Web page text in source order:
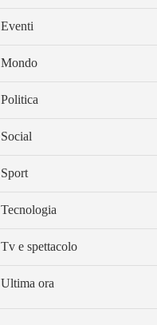
Eventi
Mondo
Politica
Social
Sport
Tecnologia
Tv e spettacolo
Ultima ora